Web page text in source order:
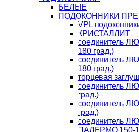
БЕЛЫЕ
ПОДОКОННИКИ
VPL
КРИСТАЛЛИТ
соединитель
180 град.)
соединитель
180 град.)
торцевая
соединитель
град.)
соединитель
град.)
соединитель
ПАЛЕРМО 150-